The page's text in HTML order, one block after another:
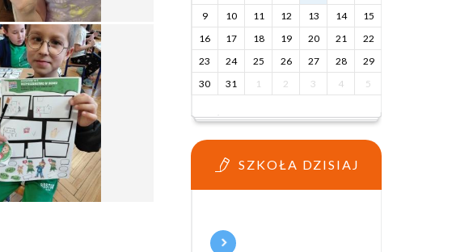
9
10 11 12 13 14
15
16
17 18 19 20 21
22
23
24 25 26 27 28
29
30
31 1 2 3 4 5
SZKOŁA DZISIAJ